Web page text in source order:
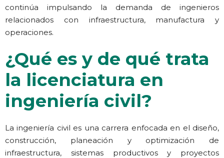
continúa impulsando la demanda de ingenieros
relacionados con infraestructura, manufactura y
operaciones.
¿Qué es y de qué trata
la licenciatura en
ingeniería civil?
La ingeniería civil es una carrera enfocada en el diseño,
construcción, planeación y optimización de
infraestructura, sistemas productivos y proyectos